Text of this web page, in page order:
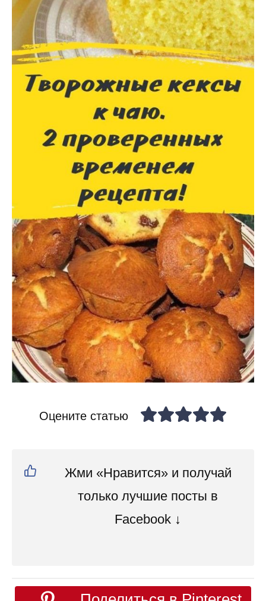
Оцените статью
Жми «Нравится» и получай
только лучшие посты в
Facebook ↓